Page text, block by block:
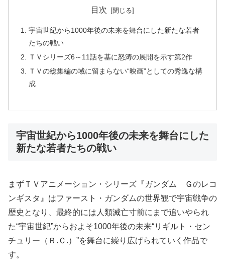
目次
宇宙世紀から1000年後の未来を舞台にした新たな若者
たちの戦い
ＴＶシリーズ6～11話を基に怒涛の展開を示す第2作
ＴＶの総集編の域に留まらない“映画”としての秀逸な構
成
宇宙世紀から1000年後の未来を舞台にした
新たな若者たちの戦い
まずＴＶアニメーション・シリーズ『ガンダム Ｇのレコ
ンギスタ』はファースト・ガンダムの世界観で宇宙戦争の
歴史となり、最終的には人類滅亡寸前にまで追いやられ
た“宇宙世紀”からおよそ1000年後の未来“リギルト・セン
チュリー（Ｒ.Ｃ.）”を舞台に繰り広げられていく作品で
す。